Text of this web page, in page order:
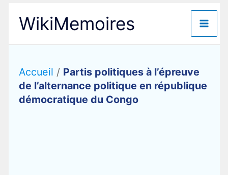
contenu
WikiMemoires
Accueil / Partis politiques à l’épreuve
de l’alternance politique en république
démocratique du Congo